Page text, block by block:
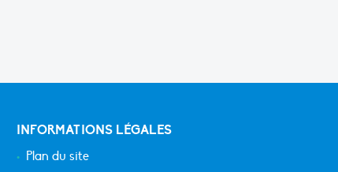
INFORMATIONS LÉGALES
Plan du site